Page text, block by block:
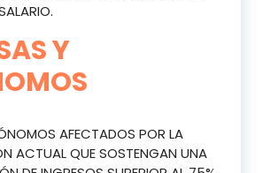
Y
AFECTADOS POR LA
ACTUAL QUE SOSTENGAN UNA